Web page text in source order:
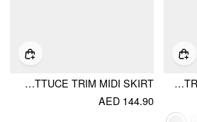
MESH MID RISE ABSTRACT GRAPHIC FLORAL ASYMMETRICAL HEM MAXI SKIRT
MESH MID RISE FLORAL GRAPHIC LETTUCE TRIM MIDI SKIRT
AED 144.90